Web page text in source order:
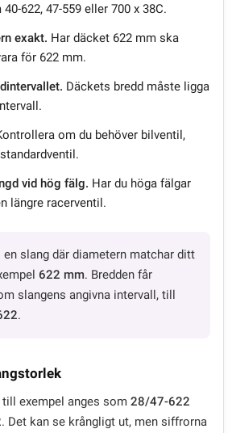
622, 47-559 eller 700 x 38C.
exakt. Har däcket 622 mm ska
för 622 mm.
Däckets bredd måste ligga
om du behöver bilventil,
vid hög fälg. Har du höga fälgar
längre racerventil.
en slang där diametern matchar ditt
622 mm. Bredden får
slangens angivna intervall, till
.
exempel anges som 28/47-622
. Det kan se krångligt ut, men siffrorna